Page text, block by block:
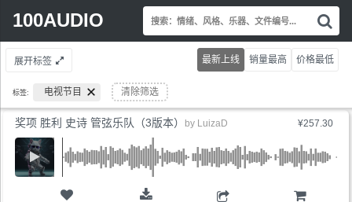
100AUDIO
Search
索
情
绪
乐
文
展开标签
标签: 电视节目 清除筛选
最新上线 销量最高 价格最低
¥257.30
奖项 胜利 史诗 管弦乐队（3版本） by LuizaD